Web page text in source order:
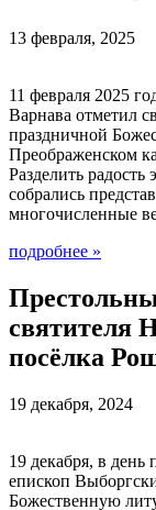
13 февраля, 2025
11 февраля 2025
Варнава отметил
праздничной
Преображенском
Разделить радость
собрались
многочисленные
подробнее »
святителя
посёлка
19 декабря, 2024
19 декабря, в день
епископ
Божественную